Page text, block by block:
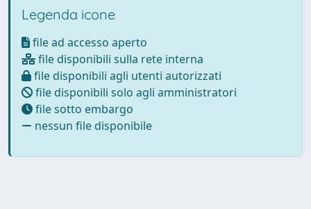
Legenda icone
file ad accesso aperto
file disponibili sulla rete interna
file disponibili agli utenti autorizzati
file disponibili solo agli amministratori
file sotto embargo
nessun file disponibile